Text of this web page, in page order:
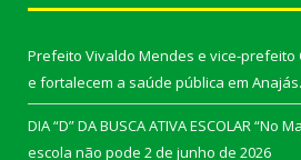
Prefeito Vivaldo Mendes e vice-prefeito
e fortalecem a saúde pública em Anajás.
DIA “D” DA BUSCA ATIVA ESCOLAR “No
escola não pode 2 de junho de 2026